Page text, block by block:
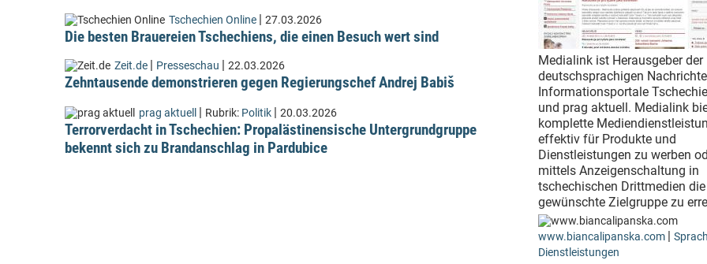
Tschechien Online | 27.03.2026
Die besten Brauereien Tschechiens, die einen Besuch wert sind
Zeit.de | Presseschau | 22.03.2026
Zehntausende demonstrieren gegen Regierungschef Andrej Babiš
prag aktuell | Rubrik: Politik | 20.03.2026
Terrorverdacht in Tschechien: Propalästinensische Untergrundgruppe
bekennt sich zu Brandanschlag in Pardubice
Medialink ist Herausgeber der
deutschsprachigen
Informationsportale
und prag aktuell. Medialink
komplette
effektiv für Produkte und
Dienstleistungen zu werben
mittels Anzeigenschaltung in
tschechischen Drittmedien die
gewünschte Zielgruppe zu
www.biancalipanska.com |
Dienstleistungen